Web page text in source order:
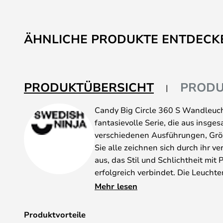
ÄHNLICHE PRODUKTE
PRODUKTÜBERSICHT
Candy Big Circle 360 S
fantasievolle Serie, die aus
verschiedenen Ausführungen,
Sie alle zeichnen sich durch ihr
aus, das Stil und Schlichtheit mit
erfolgreich verbindet. Die
schwedischen Designerin Maria
Mehr lesen
Produktvorteile